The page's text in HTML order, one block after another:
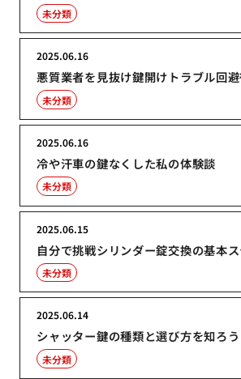
未分類
悪質業者を見抜け鍵開けトラブル回
2025.06.16
未分類
冷や汗車の鍵なくした私の体験談
2025.06.16
未分類
自分で挑戦シリンダー錠交換の基本
2025.06.15
未分類
シャッター鍵の種類と選び方を知ろう
2025.06.14
未分類